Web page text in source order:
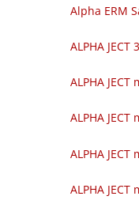
Alpha ERM
ALPHA JECT
ALPHA
ALPHA
ALPHA
ALPHA